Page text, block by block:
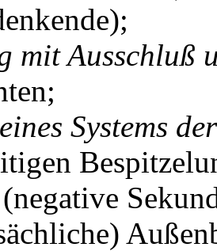
mit Ausschluß
Systems